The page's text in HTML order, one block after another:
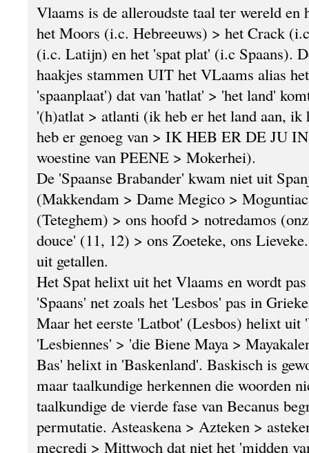
Vlaams is de alleroudste taal ter wereld en
het Moors (i.c. Hebreeuws) > het Crack
(i.c. Latijn) en het 'spat plat' (i.c Spaans).
haakjes stammen UIT het VLaams alias
'spaanplaat') dat van 'hatlat' > 'het land'
'(h)atlat > atlanti (ik heb er het land aan, ik
heb er genoeg van > IK HEB ER DE JU
woestine van PEENE > Mokerhei).
De 'Spaanse Brabander' kwam niet uit
(Makkendam > Dame Megico >
(Teteghem) > ons hoofd > notredamos
douce' (11, 12) > ons Zoeteke, ons
uit getallen.
Het Spat helixt uit het Vlaams en wordt
'Spaans' net zoals het 'Lesbos' pas in
Maar het eerste 'Latbot' (Lesbos) helixt
'Lesbiennes' > 'die Biene Maya >
Bas' helixt in 'Baskenland'. Baskisch is
maar taalkundige herkennen die woorden
taalkundige de vierde fase van Becanus
permutatie. Asteaskena > Azteken >
mecredi > Mittwoch dat niet het 'midden